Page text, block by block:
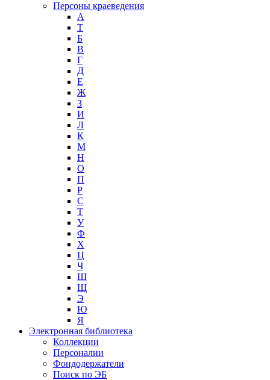
Персоны краеведения
А
T
Б
В
Г
Д
Е
Ж
З
И
Л
К
М
Н
О
П
Р
С
Т
У
Ф
Х
Ц
Ч
Ш
Щ
Э
Ю
Я
Электронная библиотека
Коллекции
Персоналии
Фондодержатели
Поиск по ЭБ